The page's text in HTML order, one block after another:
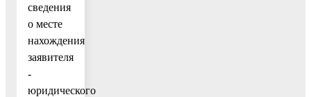
сведения
о месте
нахождения
заявителя
-
юридического